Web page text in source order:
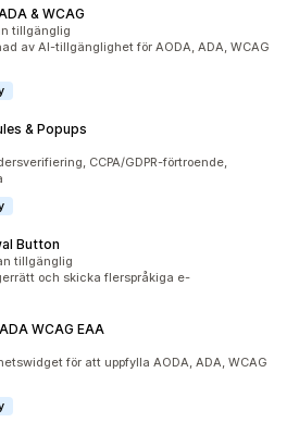
& WCAG
tillgänglig
av AI-tillgänglighet för AODA, ADA, WCAG
& Popups
CCPA/GDPR-förtroende,
Button
tillgänglig
och skicka flerspråkiga e-
WCAG EAA
för att uppfylla AODA, ADA, WCAG